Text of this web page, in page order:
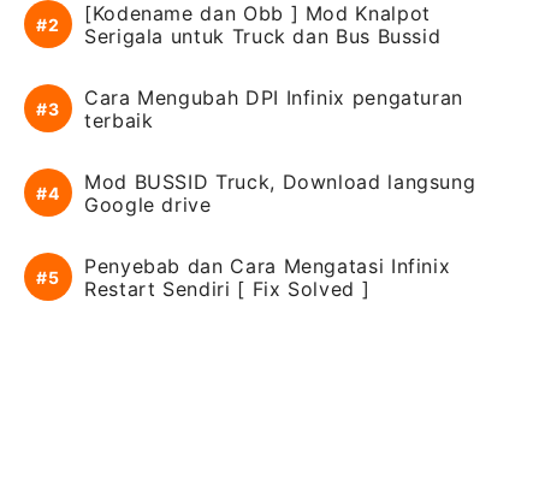
[Kodename dan Obb ] Mod Knalpot
Serigala untuk Truck dan Bus Bussid
Cara Mengubah DPI Infinix pengaturan
terbaik
Mod BUSSID Truck, Download langsung
Google drive
Penyebab dan Cara Mengatasi Infinix
Restart Sendiri [ Fix Solved ]